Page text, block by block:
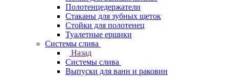
Полотенцедержатели
Стаканы для зубных щеток
Стойки для полотенец
Туалетные ершики
Системы слива
Назад
Системы слива
Выпуски для ванн и раковин